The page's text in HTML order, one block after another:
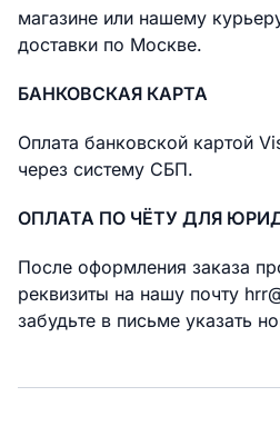
магазине или нашему
доставки по Москве.
БАНКОВСКАЯ КАРТА
Оплата банковской картой
через систему СБП.
ОПЛАТА ПО ЧЁТУ ДЛЯ
После оформления заказа
реквизиты на нашу почту
забудьте в письме указать